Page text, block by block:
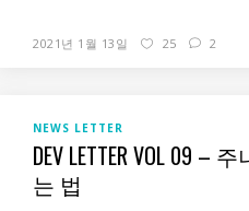
2021년 1월 13일 25 2
NEWS LETTER
DEV LETTER VOL 09 –
는 법